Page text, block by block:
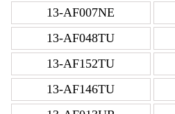
13-AF007NE
13-AF048TU
13-AF152TU
13-AF146TU